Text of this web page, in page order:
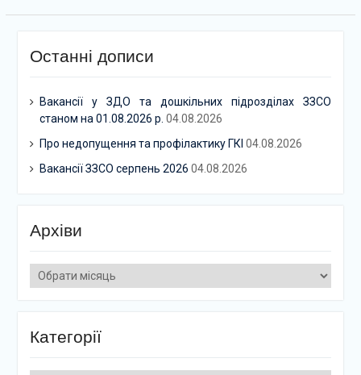
Останні дописи
Вакансії у ЗДО та дошкільних підрозділах ЗЗСО
станом на 01.08.2026 р. 04.08.2026
Про недопущення та профілактику ГКІ 04.08.2026
Вакансії ЗЗСО серпень 2026 04.08.2026
Архіви
Архіви
Категорії